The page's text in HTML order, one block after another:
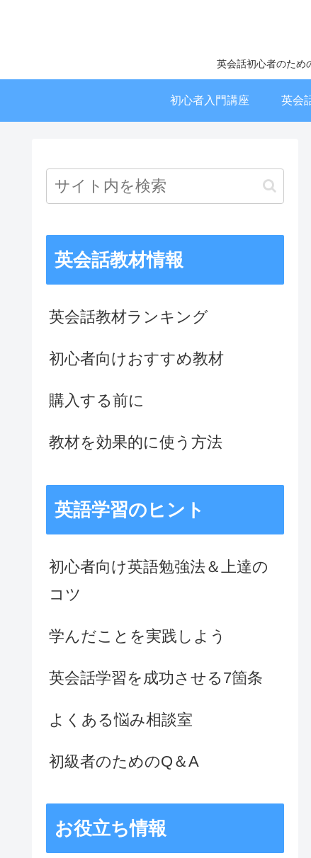
英会話初心者のため
初心者入門講座 英会
英会話教材情報
英会話教材ランキング
初心者向けおすすめ教材
購入する前に
教材を効果的に使う方法
英語学習のヒント
初心者向け英語勉強法＆上達の
コツ
学んだことを実践しよう
英会話学習を成功させる7箇条
よくある悩み相談室
初級者のためのQ＆A
お役立ち情報